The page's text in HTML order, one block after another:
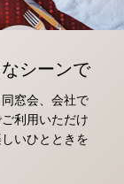
シーンで
窓会、会社で
利用いただけ
いひとときを
方